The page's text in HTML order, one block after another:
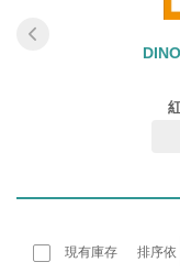
現有庫存 排序依